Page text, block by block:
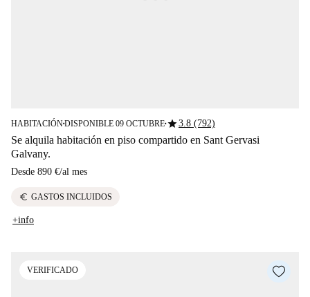
HABITACIÓN■DISPONIBLE 09 OCTUBRE■star3.8 (792)
Se alquila habitación en piso compartido en Sant Gervasi
Galvany.
Desde 890 €/al mes
euro GASTOS INCLUIDOS
+info
VERIFICADO